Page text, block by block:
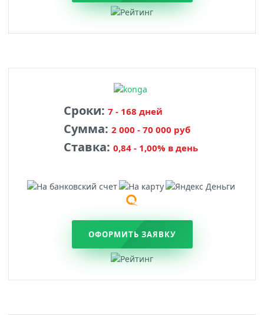
Сроки: 7 - 168 дней
Сумма: 2 000 - 70 000 руб
Ставка: 0,84 - 1,00% в день
ОФОРМИТЬ ЗАЯВКУ